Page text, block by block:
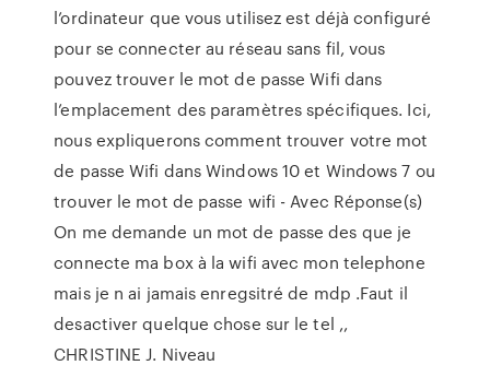
l’ordinateur que vous utilisez est déjà configuré
pour se connecter au réseau sans fil, vous
pouvez trouver le mot de passe Wifi dans
l’emplacement des paramètres spécifiques. Ici,
nous expliquerons comment trouver votre mot
de passe Wifi dans Windows 10 et Windows 7 ou
trouver le mot de passe wifi - Avec Réponse(s)
On me demande un mot de passe des que je
connecte ma box à la wifi avec mon telephone
mais je n ai jamais enregsitré de mdp .Faut il
desactiver quelque chose sur le tel ,,
CHRISTINE J. Niveau